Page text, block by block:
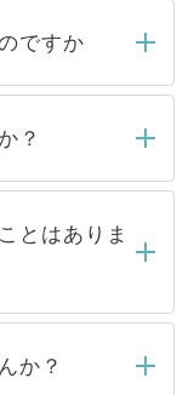
ですか
社担当者がご
ールもしくは
ご連絡をせて
お待ちくださ
？
ている求人の
ご覧いただ
非公開求人は
は公開してい
のある医療機
とはありま
一切ありませ
定をいただい
か？